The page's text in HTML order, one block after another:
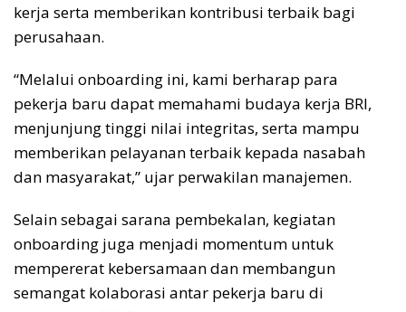
kerja serta memberikan kontribusi terbaik bagi
perusahaan.
“Melalui onboarding ini, kami berharap para
pekerja baru dapat memahami budaya kerja BRI,
menjunjung tinggi nilai integritas, serta mampu
memberikan pelayanan terbaik kepada nasabah
dan masyarakat,” ujar perwakilan manajemen.
Selain sebagai sarana pembekalan, kegiatan
onboarding juga menjadi momentum untuk
mempererat kebersamaan dan membangun
semangat kolaborasi antar pekerja baru di